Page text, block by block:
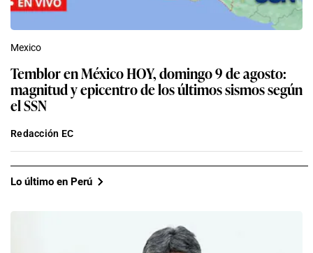
Mexico
Temblor en México HOY, domingo 9 de agosto:
magnitud y epicentro de los últimos sismos según
el SSN
Redacción EC
Lo último en Perú